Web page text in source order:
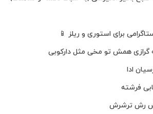
برای استوری و ریلز 📱
گرازی همش تو مخی مثل دارکوبی
ادا
فرشته
رش ترشرش